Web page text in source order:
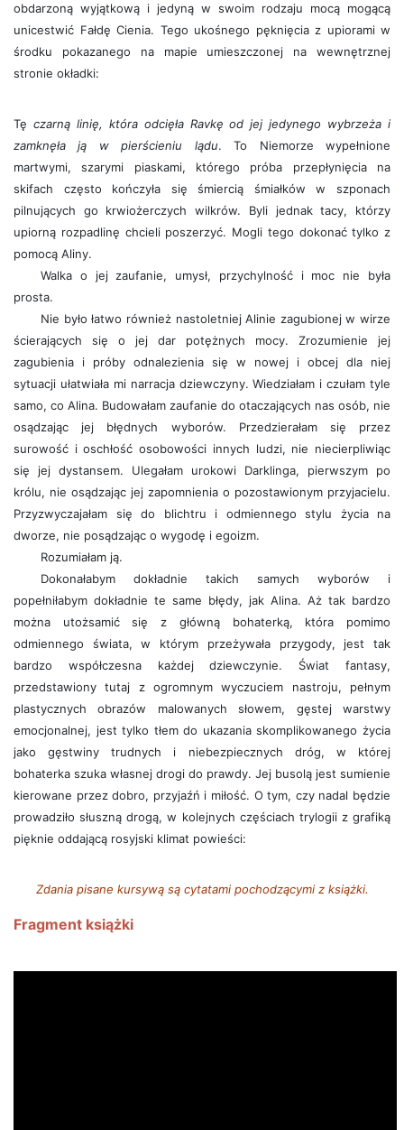
obdarzoną wyjątkową i jedyną w swoim rodzaju mocą mogącą
unicestwić Fałdę Cienia. Tego ukośnego pęknięcia z upiorami w
środku pokazanego na mapie umieszczonej na wewnętrznej
stronie okładki:
Tę czarną linię, która odcięła Ravkę od jej jedynego wybrzeża i
zamknęła ją w pierścieniu lądu. To Niemorze wypełnione
martwymi, szarymi piaskami, którego próba przepłynięcia na
skifach często kończyła się śmiercią śmiałków w szponach
pilnujących go krwiożerczych wilkrów. Byli jednak tacy, którzy
upiorną rozpadlinę chcieli poszerzyć. Mogli tego dokonać tylko z
pomocą Aliny.
Walka o jej zaufanie, umysł, przychylność i moc nie była
prosta.
Nie było łatwo również nastoletniej Alinie zagubionej w wirze
ścierających się o jej dar potężnych mocy. Zrozumienie jej
zagubienia i próby odnalezienia się w nowej i obcej dla niej
sytuacji ułatwiała mi narracja dziewczyny. Wiedziałam i czułam tyle
samo, co Alina. Budowałam zaufanie do otaczających nas osób, nie
osądzając jej błędnych wyborów. Przedzierałam się przez
surowość i oschłość osobowości innych ludzi, nie niecierpliwiąc
się jej dystansem. Ulegałam urokowi Darklinga, pierwszym po
królu, nie osądzając jej zapomnienia o pozostawionym przyjacielu.
Przyzwyczajałam się do blichtru i odmiennego stylu życia na
dworze, nie posądzając o wygodę i egoizm.
Rozumiałam ją.
Dokonałabym dokładnie takich samych wyborów i
popełniłabym dokładnie te same błędy, jak Alina. Aż tak bardzo
można utożsamić się z główną bohaterką, która pomimo
odmiennego świata, w którym przeżywała przygody, jest tak
bardzo współczesna każdej dziewczynie. Świat fantasy,
przedstawiony tutaj z ogromnym wyczuciem nastroju, pełnym
plastycznych obrazów malowanych słowem, gęstej warstwy
emocjonalnej, jest tylko tłem do ukazania skomplikowanego życia
jako gęstwiny trudnych i niebezpiecznych dróg, w której
bohaterka szuka własnej drogi do prawdy. Jej busolą jest sumienie
kierowane przez dobro, przyjaźń i miłość. O tym, czy nadal będzie
prowadziło słuszną drogą, w kolejnych częściach trylogii z grafiką
pięknie oddającą rosyjski klimat powieści:
Zdania pisane kursywą są cytatami pochodzącymi z książki.
Fragment książki